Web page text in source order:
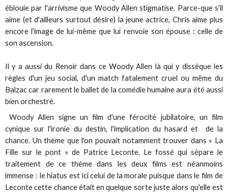
éblouie par l'arrivisme que Woody Allen stigmatise. Parce-que s'il
aime (et d'ailleurs surtout désire) la jeune actrice, Chris aime plus
encore l'image de lui-même que lui renvoie son épouse : celle de
son ascension.
Il y a aussi du Renoir dans ce Woody Allen là qui y dissèque les
règles d'un jeu social, d'un match fatalement cruel ou même du
Balzac car rarement le ballet de la comédie humaine aura été aussi
bien orchestré.
Woody Allen signe un film d'une férocité jubilatoire, un film
cynique sur l'ironie du destin, l'implication du hasard et de la
chance. Un thème que l'on pouvait notamment trouver dans « La
Fille sur le pont » de Patrice Leconte. Le fossé qui sépare le
traitement de ce thème dans les deux films est néanmoins
immense : le hiatus est ici celui de la morale puisque dans le film de
Leconte cette chance était en quelque sorte juste alors qu'elle est